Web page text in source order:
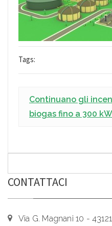
Tags:
Continuano gli
biogas fino a 300 kW
CONTATTACI
Via G. Magnani 10 -